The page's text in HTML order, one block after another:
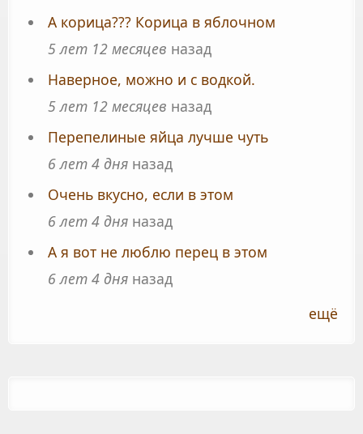
А корица??? Корица в яблочном
5 лет 12 месяцев назад
Наверное, можно и с водкой.
5 лет 12 месяцев назад
Перепелиные яйца лучше чуть
6 лет 4 дняназад
Очень вкусно, если в этом
6 лет 4 дняназад
А я вот не люблю перец в этом
6 лет 4 дняназад
ещё